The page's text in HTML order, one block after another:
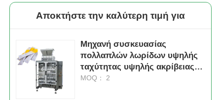
Αποκτήστε την καλύτερη τιμή για
Μηχανή συσκευασίας
πολλαπλών λωρίδων υψηλής
ταχύτητας υψηλής ακρίβειας
για υλικά σκόνης
MOQ： 2